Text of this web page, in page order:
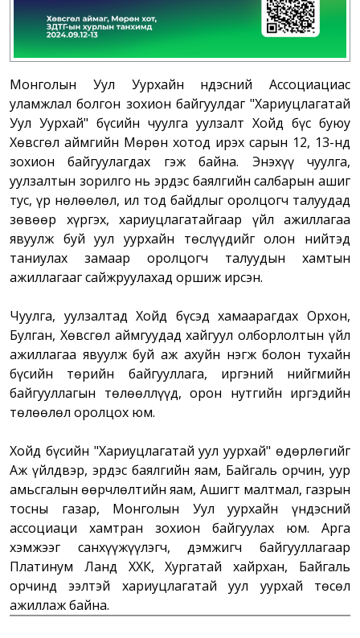
Монголын Уул Уурхайн Үндэсний Ассоциациас
уламжлал болгон зохион байгуулдаг "Хариуцлагатай
Уул Уурхай" бүсийн чуулга уулзалт Хойд бүс буюу
Хөвсгөл аймгийн Мөрөн хотод ирэх сарын 12, 13-нд
зохион байгуулагдах гэж байна. Энэхүү чуулга,
уулзалтын зорилго нь эрдэс баялгийн салбарын ашиг
тус, үр нөлөөлөл, ил тод байдлыг оролцогч талуудад
зөвөөр хүргэх, хариуцлагатайгаар үйл ажиллагаа
явуулж буй уул уурхайн төслүүдийг олон нийтэд
таниулах замаар оролцогч талуудын хамтын
ажиллагааг сайжруулахад оршиж ирсэн.
Чуулга, уулзалтад Хойд бүсэд хамаарагдах Орхон,
Булган, Хөвсгөл аймгуудад хайгуул олборлолтын үйл
ажиллагаа явуулж буй аж ахуйн нэгж болон тухайн
бүсийн төрийн байгууллага, иргэний нийгмийн
байгууллагын төлөөллүүд, орон нутгийн иргэдийн
төлөөлөл оролцох юм.
Хойд бүсийн "Хариуцлагатай уул уурхай" өдөрлөгийг
Аж үйлдвэр, эрдэс баялгийн яам, Байгаль орчин, уур
амьсгалын өөрчлөлтийн яам, Ашигт малтмал, газрын
тосны газар, Монголын Уул уурхайн үндэсний
ассоциаци хамтран зохион байгуулах юм. Арга
хэмжээг санхүүжүүлэгч, дэмжигч байгууллагаар
Платинум Ланд ХХК, Хургатай хайрхан, Байгаль
орчинд ээлтэй хариуцлагатай уул уурхай төсөл
ажиллаж байна.